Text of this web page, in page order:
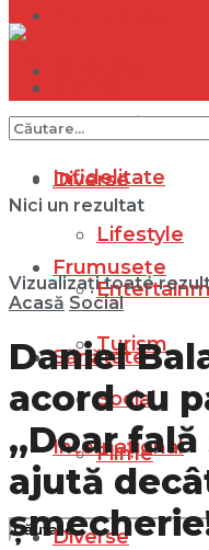
Internațional
Diverse
Lifestyle
Turism
Social
Filme
Infidelitate
Frumusețe
Sănătate
Internațional
Diverse
Nici un rezultat
Vizualizați toate
Acasă Social
Daniel
acord cu
„Doar
ajută